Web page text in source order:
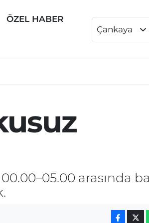
ÖZEL HABER
Çankaya
arasında